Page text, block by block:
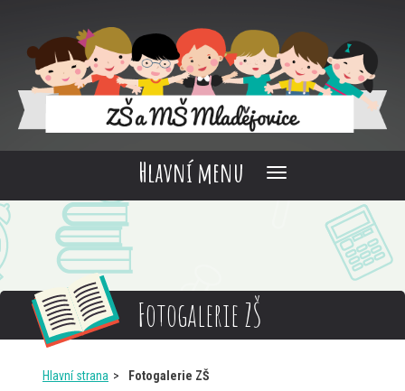
Hlavní menu
Fotogalerie ZŠ
Hlavní strana Fotogalerie ZŠ